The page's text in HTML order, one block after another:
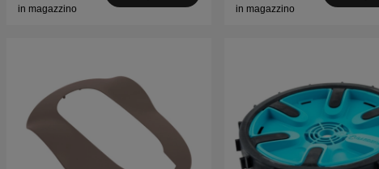
in magazzino
in magazzino